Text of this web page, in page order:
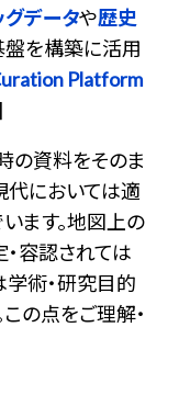
データや歴史
を構築に活用
Platform
の資料をそのま
代においては適
ます。地図上の
容認されては
学術・研究目的
の点をご理解・